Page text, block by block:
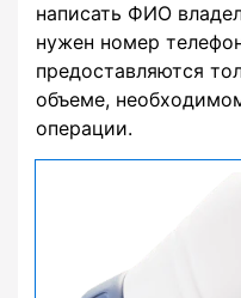
написать ФИО
нужен номер
предоставляются
объеме,
операции.